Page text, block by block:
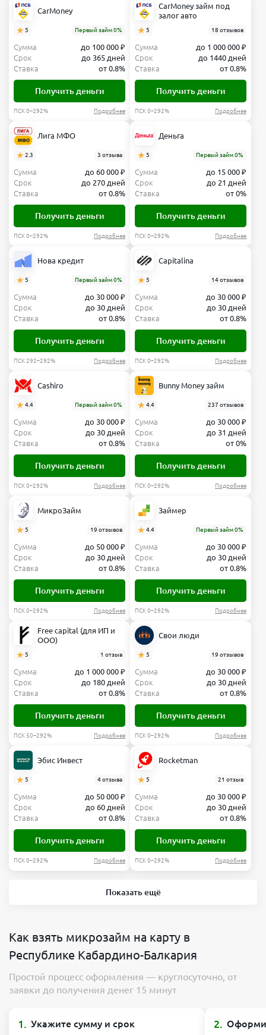
CarMoney
5 Первый займ 0%
Сумма
до 100 000 ₽
Срок
до 365 дней
Ставка
от 0.8%
Получить деньги
ПСК 0–292% Подробнее
CarMoney займ под
залог авто
5 18 отзывов
Сумма
до 1 000 000 ₽
Срок
до 1440 дней
Ставка
от 0.8%
Получить деньги
ПСК 0–292% Подробнее
Лига МФО
2.3 3 отзыва
Сумма
до 60 000 ₽
Срок
до 270 дней
Ставка
от 0.8%
Получить деньги
ПСК 0–292% Подробнее
Деньга
5 Первый займ 0%
Сумма
до 15 000 ₽
Срок
до 21 дней
Ставка
от 0%
Получить деньги
ПСК 0–292% Подробнее
Нова кредит
5 Первый займ 0%
Сумма
до 30 000 ₽
Срок
до 30 дней
Ставка
от 0.8%
Получить деньги
ПСК 292–292% Подробнее
Capitalina
5 14 отзывов
Сумма
до 30 000 ₽
Срок
до 30 дней
Ставка
от 0.8%
Получить деньги
ПСК 0–292% Подробнее
Cashiro
4.4 Первый займ 0%
Сумма
до 30 000 ₽
Срок
до 30 дней
Ставка
от 0.8%
Получить деньги
ПСК 0–292% Подробнее
Bunny Money займ
4.4 237 отзывов
Сумма
до 30 000 ₽
Срок
до 31 дней
Ставка
от 0%
Получить деньги
ПСК 0–292% Подробнее
МикроЗайм
5 19 отзывов
Сумма
до 50 000 ₽
Срок
до 30 дней
Ставка
от 0.8%
Получить деньги
ПСК 0–292% Подробнее
Займер
4.4 Первый займ 0%
Сумма
до 30 000 ₽
Срок
до 30 дней
Ставка
от 0.8%
Получить деньги
ПСК 0–292% Подробнее
Free capital (для ИП и
ООО)
5 1 отзыв
Сумма
до 1 000 000 ₽
Срок
до 180 дней
Ставка
от 0.8%
Получить деньги
ПСК 50–292% Подробнее
Свои люди
5 19 отзывов
Сумма
до 30 000 ₽
Срок
до 30 дней
Ставка
от 0.8%
Получить деньги
ПСК 0–292% Подробнее
Эбис Инвест
5 4 отзыва
Сумма
до 50 000 ₽
Срок
до 60 дней
Ставка
от 0.8%
Получить деньги
ПСК 0–292% Подробнее
Rocketman
5 21 отзыв
Сумма
до 30 000 ₽
Срок
до 30 дней
Ставка
от 0.8%
Получить деньги
ПСК 0–292% Подробнее
Показать ещё
Как взять микрозайм на карту в
Республике Кабардино-Балкария
Простой процесс оформления — круглосуточно, от
заявки до получения денег 15 минут
1. Укажите сумму и срок 2.